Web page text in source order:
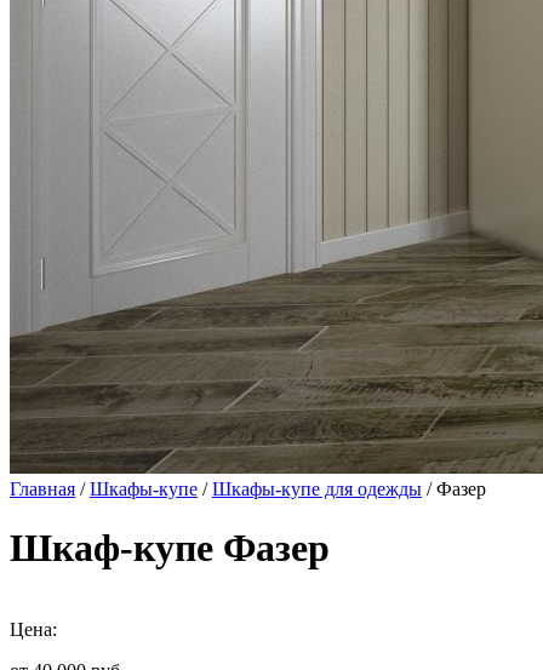
Главная /Шкафы-купе /Шкафы-купе для одежды / Фазер
Шкаф-купе Фазер
Цена: